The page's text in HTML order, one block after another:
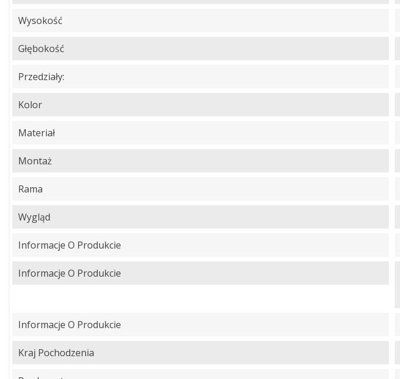
Wysokość
Głębokość
Przedziały:
Kolor
Materiał
Montaż
Rama
Wygląd
Informacje O Produkcie
Informacje O Produkcie
Informacje O Produkcie
Kraj Pochodzenia